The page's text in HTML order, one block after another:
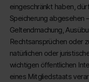
eingeschränkt haben,
Speicherung abgesehen
Geltendmachung,
Rechtsansprüchen oder
natürlichen oder
wichtigen öffentlichen
eines Mitgliedstaats